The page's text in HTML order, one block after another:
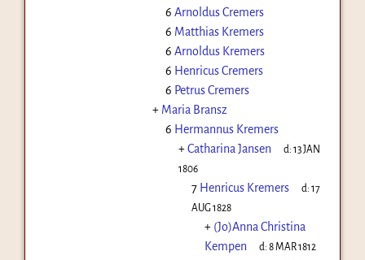
6 Arnoldus Cremers
6 Matthias Kremers
6 Arnoldus Kremers
6 Henricus Cremers
6 Petrus Cremers
+ Maria Bransz
6 Hermannus Kremers
+Catharina Jansen d:13 JAN
1806
7 Henricus Kremers d:17
AUG 1828
+ (Jo)Anna Christina
Kempen
d:8 MAR 1812